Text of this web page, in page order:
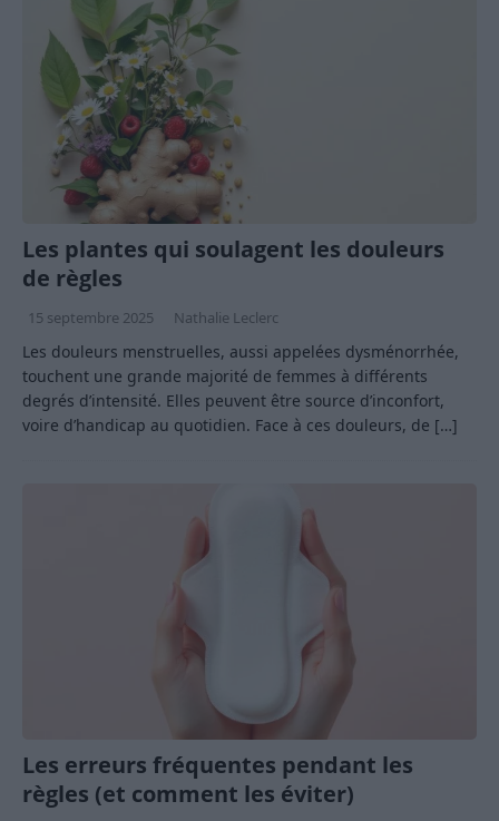
Les plantes qui soulagent les douleurs
de règles
15 septembre 2025 Nathalie Leclerc
Les douleurs menstruelles, aussi appelées dysménorrhée,
touchent une grande majorité de femmes à différents
degrés d’intensité. Elles peuvent être source d’inconfort,
voire d’handicap au quotidien. Face à ces douleurs, de […]
Les erreurs fréquentes pendant les
règles (et comment les éviter)